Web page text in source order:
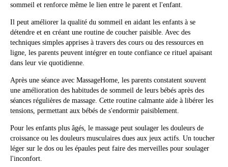
sommeil et renforce même le lien entre le parent et l'enfant.
Il peut améliorer la qualité du sommeil en aidant les enfants à se
détendre et en créant une routine de coucher paisible. Avec des
techniques simples apprises à travers des cours ou des ressources en
ligne, les parents peuvent intégrer en toute confiance ce rituel apaisant
dans leur vie quotidienne.
Après une séance avec MassageHome, les parents constatent souvent
une amélioration des habitudes de sommeil de leurs bébés après des
séances régulières de massage. Cette routine calmante aide à libérer les
tensions, permettant aux bébés de s'endormir paisiblement.
Pour les enfants plus âgés, le massage peut soulager les douleurs de
croissance ou les douleurs musculaires dues aux jeux actifs. Un toucher
léger sur le dos ou les épaules peut faire des merveilles pour soulager
l'inconfort.